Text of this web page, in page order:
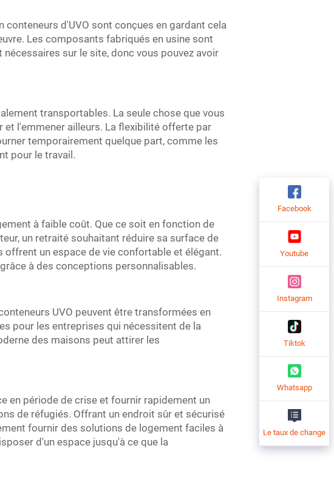
d'UVO sont conçues en gardant cela
Les composants fabriqués en usine sont
sur le site, donc vous pouvez avoir
transportables. La seule chose que vous
et l'emmener ailleurs. La flexibilité offerte par
temporairement quelque part, comme les
pour le travail.
à faible coût. Que ce soit en fonction de
un retraité souhaitant réduire sa surface de
un espace de vie confortable et élégant.
à des conceptions personnalisables.
UVO peuvent être transformées en
pour les entreprises qui nécessitent de la
des maisons peut attirer les
en période de crise et fournir rapidement un
de réfugiés. Offrant un endroit sûr et sécurisé
fournir des solutions de logement faciles à
d'un espace jusqu'à ce que la
Facebook
Youtube
Instagram
Tiktok
Whatsapp
Le taux de change